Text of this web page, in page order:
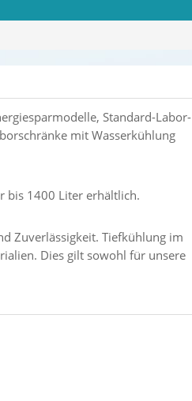
Standard-Labor-
mit Wasserkühlung
bis 1400 Liter erhältlich.
Zuverlässigkeit. Tiefkühlung im
Dies gilt sowohl für unsere